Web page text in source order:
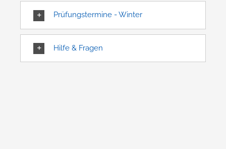
Prüfungstermine - Winter
Hilfe & Fragen